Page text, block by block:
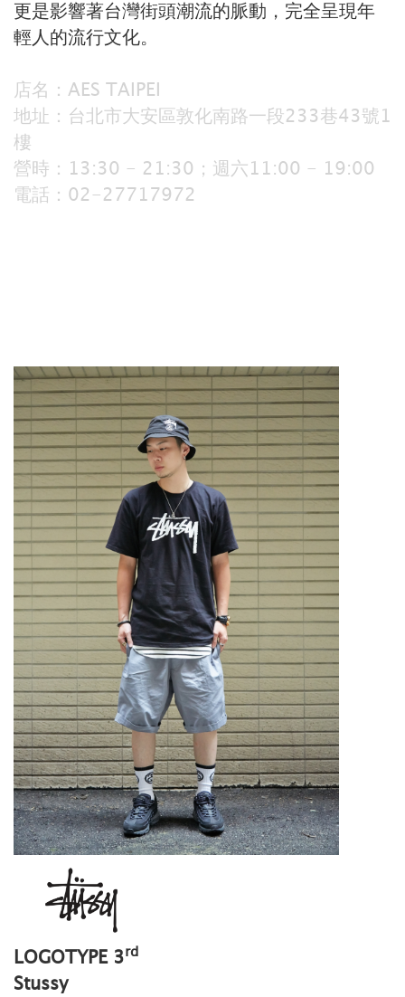
更是影響著台灣街頭潮流的脈動，完全呈現年
輕人的流行文化。
店名：AES TAIPEI
地址：台北市大安區敦化南路一段233巷43號1
樓
營時：13:30 - 21:30；週六11:00 - 19:00
電話：02-27717972
LOGOTYPE 3rd
Stussy